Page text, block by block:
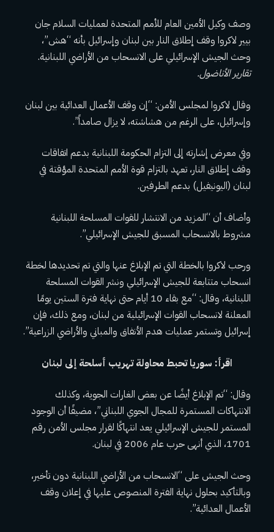
وصف وكيل الأمين العام للأمم المتحدة لعمليات السلام جان
بيير لاكروا وقف إطلاق النار بين لبنان وإسرائيل بأنه “هش”،
وحث الجيش الإسرائيلي على الانسحاب من الأراضي اللبنانية.
تقارير الأناضول.
وقال لاكروا لمجلس الأمن: “إن وقف الأعمال العدائية بين لبنان
وإسرائيل، على الرغم من هشاشته، لا يزال صامداً”.
وفي معرض إشارته إلى التزام الحكومة اللبنانية بدعم اتفاقات
وقف إطلاق النار، تعهد بالتزام قوة الأمم المتحدة المؤقتة في
لبنان (اليونيفيل) بدعم الطرفين.
وأضاف أن “المزيد من الانتشار للقوات المسلحة اللبنانية
مشروط بالانسحاب المسبق للجيش الإسرائيلي”.
ورحب لاكروا بالخطة التي تم الإبلاغ عنها والتي تم تحديدها لخطة
انسحاب متتابعة للجيش الإسرائيلي ونشر القوات المسلحة
اللبنانية، وقال: “مع بقاء 10 أيام حتى نهاية فترة الستين يومًا
المعلنة لانسحاب القوات الإسرائيلية من لبنان، ومع ذلك، فإن
إسرائيل وتستمر عمليات هدم الأنفاق والمباني والأراضي الزراعية”.
اقرأ: سوريا تحبط محاولة تهريب أسلحة إلى لبنان
وقال: “تم الإبلاغ أيضًا عن بعض الغارات الجوية، وكذلك
الانتهاكات المستمرة للمجال الجوي اللبناني”، مضيفًا أن الوجود
المستمر للجيش الإسرائيلي يعد انتهاكًا لقرار مجلس الأمن رقم
1701، الذي أنهى حرب عام 2006 في لبنان.
وحث الجيش على “الانسحاب من الأراضي اللبنانية دون تأخير،
وبالتأكيد بحلول نهاية الفترة المنصوص عليها في إعلان وقف
الأعمال العدائية”.